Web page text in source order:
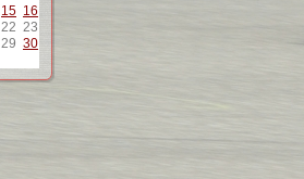
15 16
22 23
29 30